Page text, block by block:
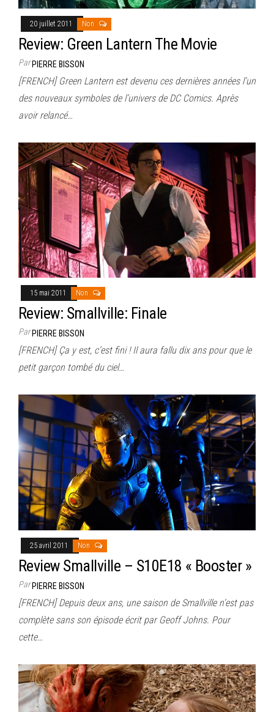
20 juillet 2011 Non
Review: Green Lantern The Movie
ParPIERRE BISSON
[FRENCH] Green Lantern est devenu ces dernières années l’un
des nouveaux symboles de l’univers de DC Comics. Après
avoir relancé…
15 mai 2011 Non
Review: Smallville: Finale
ParPIERRE BISSON
[FRENCH] Ça y est, c’est fini ! Il aura fallu dix ans pour que le
petit garçon tombé du ciel…
25 avril 2011 Non
Review Smallville – S10E18 « Booster »
ParPIERRE BISSON
[FRENCH] Depuis deux ans, une saison de Smallville n’est pas
complète sans son épisode écrit par Geoff Johns. Pour
cette…